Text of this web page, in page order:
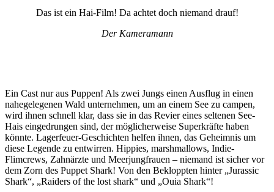
Das ist ein Hai-Film! Da achtet doch niemand drauf!
Der Kameramann
Ein Cast nur aus Puppen! Als zwei Jungs einen Ausflug in einen
nahegelegenen Wald unternehmen, um an einem See zu campen,
wird ihnen schnell klar, dass sie in das Revier eines seltenen See-
Hais eingedrungen sind, der möglicherweise Superkräfte haben
könnte. Lagerfeuer-Geschichten helfen ihnen, das Geheimnis um
diese Legende zu entwirren. Hippies, marshmallows, Indie-
Flimcrews, Zahnärzte und Meerjungfrauen – niemand ist sicher vor
dem Zorn des Puppet Shark! Von den Bekloppten hinter „Jurassic
Shark“, „Raiders of the lost shark“ und „Ouia Shark“!